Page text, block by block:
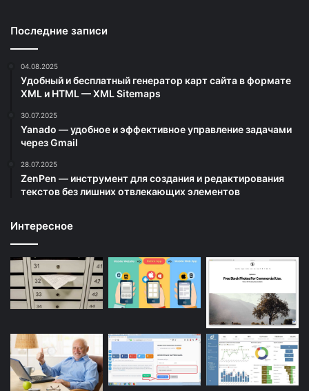
Последние записи
04.08.2025
Удобный и бесплатный генератор карт сайта в формате
XML и HTML — XML Sitemaps
30.07.2025
Yanado — удобное и эффективное управление задачами
через Gmail
28.07.2025
ZenPen — инструмент для создания и редактирования
текстов без лишних отвлекающих элементов
Интересное